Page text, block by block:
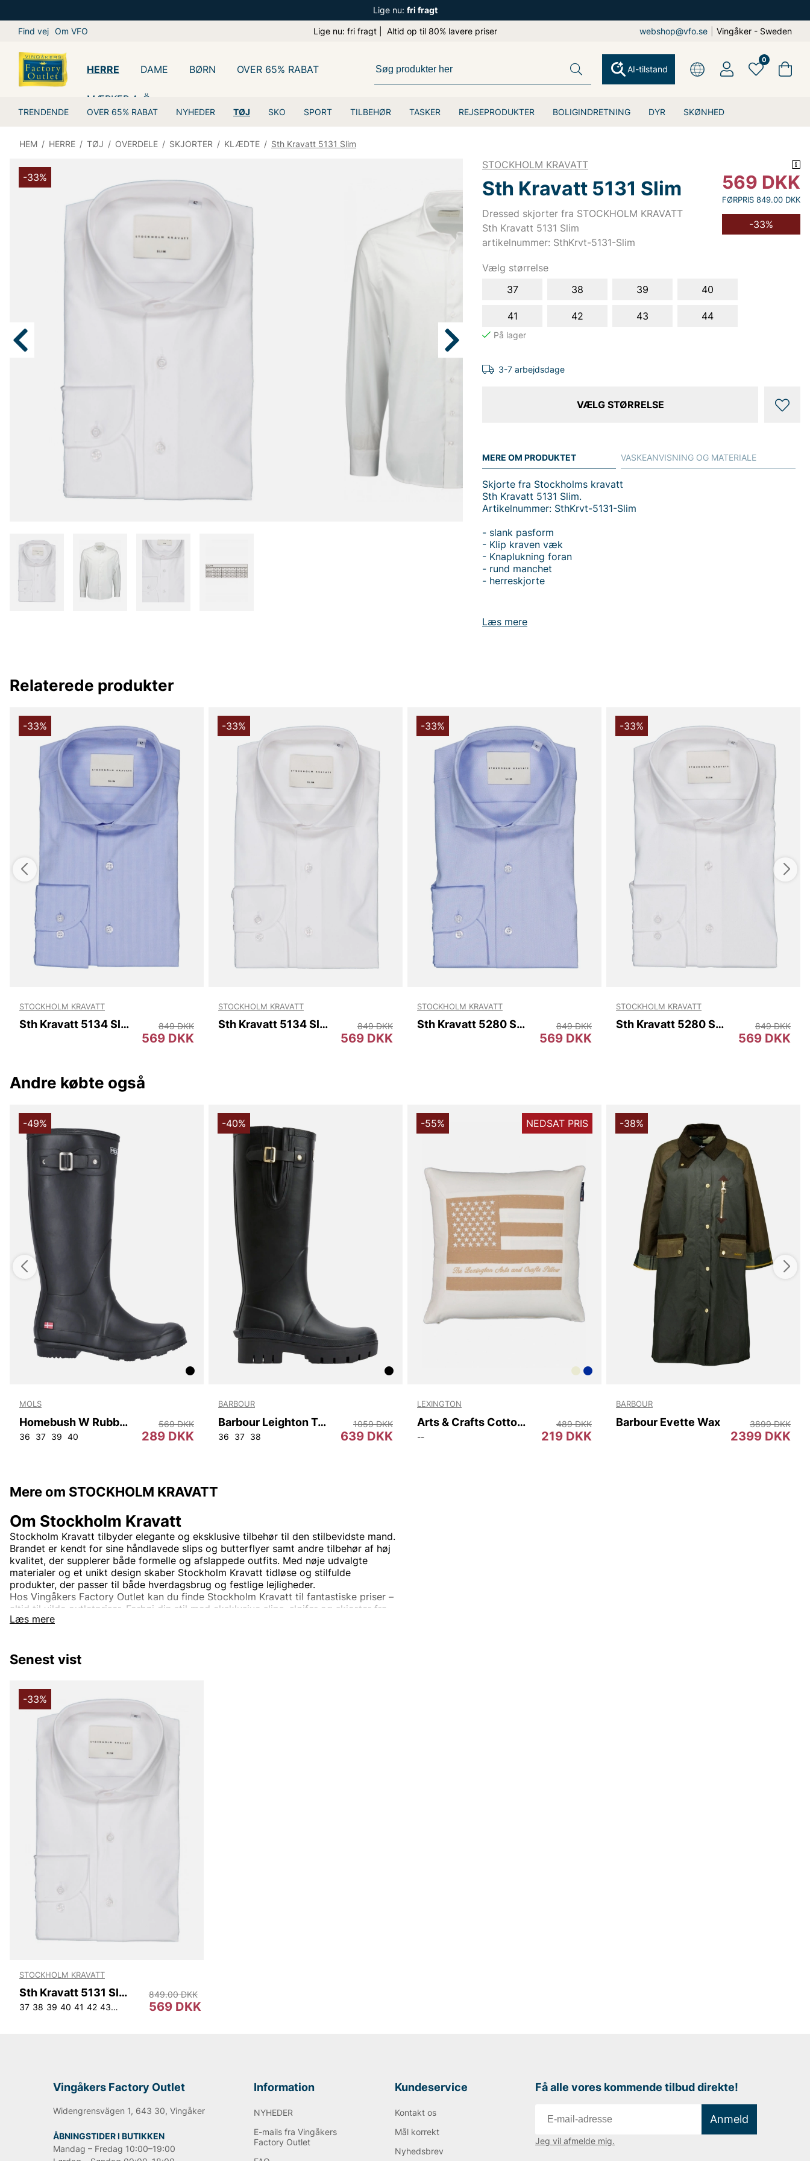
Lige nu: fri fragt
Find vej Om VFO Lige nu: fri fragt | Altid op til 80% lavere priser webshop@vfo.se Vingåker - Sweden
HERRE
TRENDENDE OVER 65% RABAT NYHEDER TØJ SKO SPORT TILBEHØR TASKER REJSEPRODUKTER BOLIGINDRETNING DYR SKØNHED
DAME BØRN OVER 65% RABAT
MÆRKER A-Ö
AI-tilstand
0
HEM / HERRE / TØJ / OVERDELE / SKJORTER / KLÆDTE / Sth Kravatt 5131 Slim
-33%
STOCKHOLM KRAVATT
Sth Kravatt 5131 Slim
Dressed skjorter fra STOCKHOLM KRAVATT
Sth Kravatt 5131 Slim
artikelnummer: SthKrvt-5131-Slim
569 DKK
FØRPRIS 849.00 DKK
-33%
Vælg størrelse
37
38 39 40
41 42 43 44
3-7 arbejdsdage
VÆLG STØRRELSE
MERE OM PRODUKTET
Læs mere
Skjorte fra Stockholms kravatt
Sth Kravatt 5131 Slim.
Artikelnummer: SthKrvt-5131-Slim
- slank pasform
- Klip kraven væk
- Knaplukning foran
- rund manchet
- herreskjorte
VASKEANVISNING OG MATERIALE
Relaterede produkter
-33%
STOCKHOLM KRAVATT
Sth Kravatt 5134 Slim
569 DKK
849 DKK
-33%
STOCKHOLM KRAVATT
Sth Kravatt 5134 Slim
569 DKK
849 DKK
-33%
STOCKHOLM KRAVATT
Sth Kravatt 5280 Slim
569 DKK
849 DKK
-33%
STOCKHOLM KRAVATT
Sth Kravatt 5280 Slim
569 DKK
849 DKK
Andre købte også
-49%
MOLS
Homebush W Rubber Boot
36 37 39 40 289 DKK
569 DKK
-40%
BARBOUR
Barbour Leighton Tall Welly
36 37 38 639 DKK
1059 DKK
-55% NEDSAT PRIS
LEXINGTON
Arts & Crafts Cotton Twill Pillow Cover
-- 219 DKK
489 DKK
-38%
BARBOUR
Barbour Evette Wax
2399 DKK
3899 DKK
Mere om STOCKHOLM KRAVATT
Læs mere
Om Stockholm Kravatt
Stockholm Kravatt tilbyder elegante og eksklusive tilbehør til den stilbevidste mand.
Brandet er kendt for sine håndlavede slips og butterflyer samt andre tilbehør af høj
kvalitet, der supplerer både formelle og afslappede outfits. Med nøje udvalgte
materialer og et unikt design skaber Stockholm Kravatt tidløse og stilfulde
produkter, der passer til både hverdagsbrug og festlige lejligheder.
Hos Vingåkers Factory Outlet kan du finde Stockholm Kravatt til fantastiske priser –
altid til vilde outletpriser. Forhøj din stil med eksklusive slips, sløjfer og skjorter fra
Stockholm Kravatt – perfekt for den, der vil gøre et statement.
Senest vist
-33%
STOCKHOLM KRAVATT
Sth Kravatt 5131 Slim
37 38 39 40 41 42 43 44 569 DKK
849.00 DKK
Vingåkers Factory Outlet
Widengrensvägen 1, 643 30, Vingåker
ÅBNINGSTIDER I BUTIKKEN
Mandag – Fredag 10:00–19:00
Information
NYHEDER
E-mails fra Vingåkers
Factory Outlet
Kundeservice
Kontakt os
Mål korrekt
Nyhedsbrev
Få alle vores kommende tilbud direkte!
Anmeld
Jeg vil afmelde mig.